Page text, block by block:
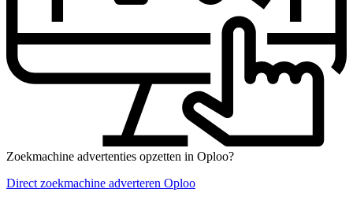
Zoekmachine advertenties opzetten in Oploo?
Direct zoekmachine adverteren Oploo